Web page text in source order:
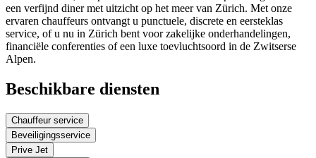
een verfijnd diner met uitzicht op het meer van Zürich. Met onze
ervaren chauffeurs ontvangt u punctuele, discrete en eersteklas
service, of u nu in Zürich bent voor zakelijke onderhandelingen,
financiële conferenties of een luxe toevluchtsoord in de Zwitserse
Alpen.
Beschikbare diensten
Chauffeur service
Beveiligingsservice
Prive Jet